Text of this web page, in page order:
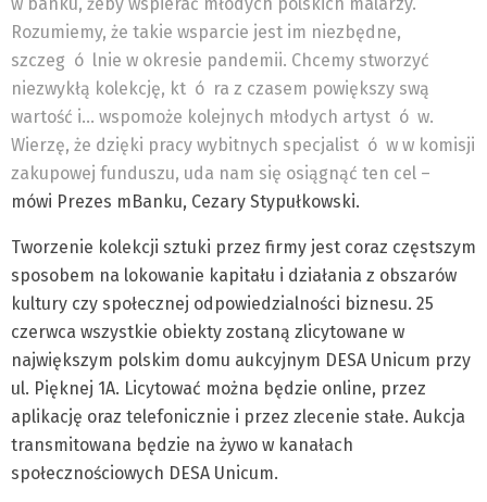
Rozumiemy, że takie wsparcie jest im niezbędne,
szczeg ó lnie w okresie pandemii. Chcemy stworzyć
niezwykłą kolekcję, kt ó ra z czasem powiększy swą
wartość i… wspomoże kolejnych młodych artyst ó w.
Wierzę, że dzięki pracy wybitnych specjalist ó w w komisji
zakupowej funduszu, uda nam się osiągnąć ten cel –
mówi Prezes mBanku, Cezary Stypułkowski.
Tworzenie kolekcji sztuki przez firmy jest coraz częstszym
sposobem na lokowanie kapitału i działania z obszarów
kultury czy społecznej odpowiedzialności biznesu. 25
czerwca wszystkie obiekty zostaną zlicytowane w
największym polskim domu aukcyjnym DESA Unicum przy
ul. Pięknej 1A. Licytować można będzie online, przez
aplikację oraz telefonicznie i przez zlecenie stałe. Aukcja
transmitowana będzie na żywo w kanałach
społecznościowych DESA Unicum.